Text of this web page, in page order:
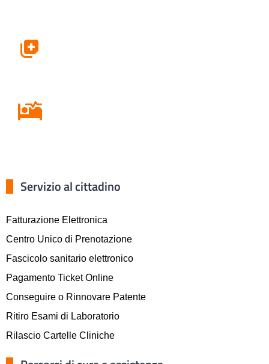
Servizio al cittadino
Fatturazione Elettronica
Centro Unico di Prenotazione
Fascicolo sanitario elettronico
Pagamento Ticket Online
Conseguire o Rinnovare Patente
Ritiro Esami di Laboratorio
Rilascio Cartelle Cliniche